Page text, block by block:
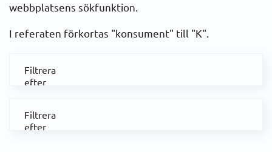
webbplatsens sökfunktion.
I referaten förkortas "konsument" till "K".
Filtrera
efter
Anslutning
Filtrera
efter